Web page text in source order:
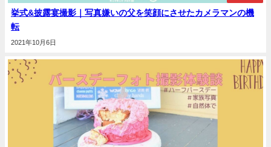
挙式&披露宴撮影｜写真嫌いの父を笑顔にさせたカメラマンの機
転
2021年10月6日